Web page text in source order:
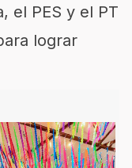
el PES y el PT
lograr